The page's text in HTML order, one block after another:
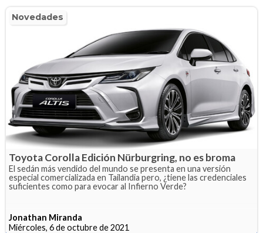
Novedades
Toyota Corolla Edición Nürburgring, no es broma
El sedán más vendido del mundo se presenta en una versión
especial comercializada en Tailandia pero, ¿tiene las credenciales
suficientes como para evocar al Infierno Verde?
Jonathan Miranda
Miércoles, 6 de octubre de 2021